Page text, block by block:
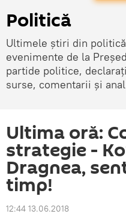
Politică
Ultimele știri din
evenimente de la
partide politice,
surse, comentarii și
Ultima oră:
strategie -
Dragnea,
timp!
12:44 13.06.2018